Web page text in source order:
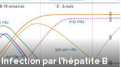
Infection par l’hépatite B